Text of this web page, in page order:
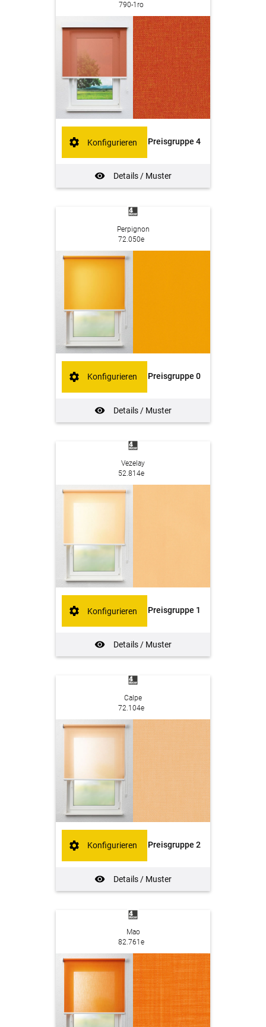
790-1ro
Preisgruppe 4
Details / Muster
Konfigurieren
Perpignon
72.050e
Preisgruppe 0
Details / Muster
Konfigurieren
Vezelay
52.814e
Preisgruppe 1
Details / Muster
Konfigurieren
Calpe
72.104e
Preisgruppe 2
Details / Muster
Konfigurieren
Mao
82.761e